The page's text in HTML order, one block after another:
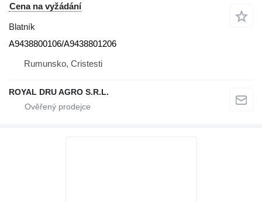
Cena na vyžádání
Blatník
A9438800106/A9438801206
Rumunsko, Cristesti
ROYAL DRU AGRO S.R.L.